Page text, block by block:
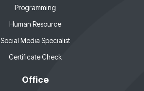
Programming
Human Resource
Social Media Specialist
Certificate Check
Office